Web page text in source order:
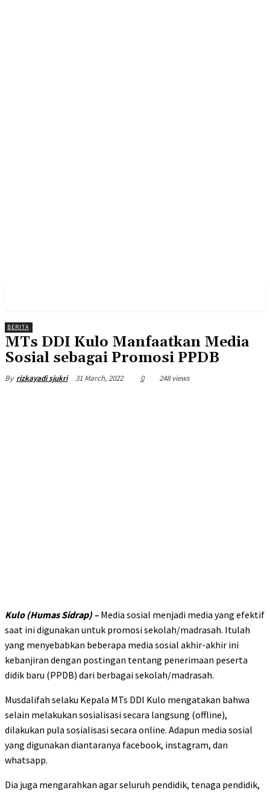
BERITA
MTs DDI Kulo Manfaatkan Media
Sosial sebagai Promosi PPDB
By rizkayadi sjukri 31 March, 2022 0 248 views
Kulo (Humas Sidrap) – Media sosial menjadi media yang efektif
saat ini digunakan untuk promosi sekolah/madrasah. Itulah
yang menyebabkan beberapa media sosial akhir-akhir ini
kebanjiran dengan postingan tentang penerimaan peserta
didik baru (PPDB) dari berbagai sekolah/madrasah.
Musdalifah selaku Kepala MTs DDI Kulo mengatakan bahwa
selain melakukan sosialisasi secara langsung (offline),
dilakukan pula sosialisasi secara online. Adapun media sosial
yang digunakan diantaranya facebook, instagram, dan
whatsapp.
Dia juga mengarahkan agar seluruh pendidik, tenaga pendidik,